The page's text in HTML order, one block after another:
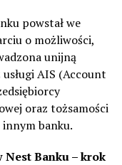
powstał we
o możliwości,
unijną
AIS (Account
oraz tożsamości
banku.
Banku – krok